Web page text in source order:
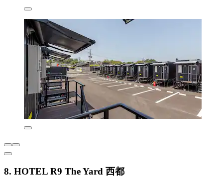
8. HOTEL R9 The Yard 西都